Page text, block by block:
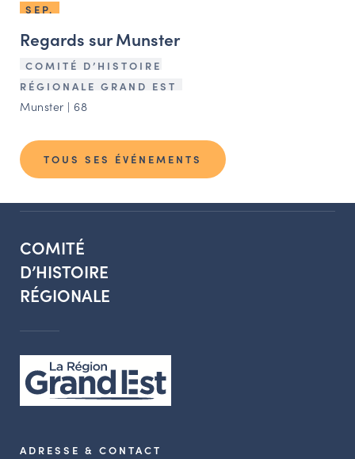
SEP.
Regards sur Munster
COMITÉ D’HISTOIRE
RÉGIONALE GRAND EST
Munster | 68
TOUS SES ÉVÉNEMENTS
COMITÉ
D’HISTOIRE
RÉGIONALE
ADRESSE & CONTACT